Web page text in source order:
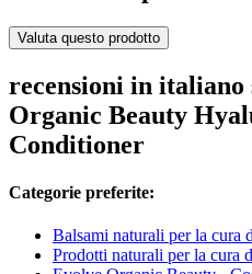
Valuta questo prodotto
recensioni in
Organic Beauty
Conditioner
Categorie preferite:
Balsami naturali per la cura
Prodotti naturali per la cura